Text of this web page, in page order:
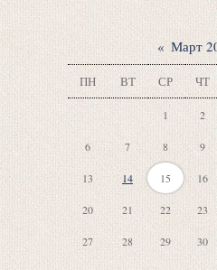
« Март
ПН ВТ СР ЧТ
1 2
6 7 8 9
13 14 15 16
20 21 22 23
27 28 29 30